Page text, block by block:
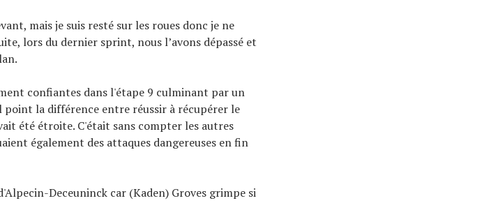
mais je suis resté sur les roues donc je ne
lors du dernier sprint, nous l’avons dépassé et
confiantes dans l'étape 9 culminant par un
la différence entre réussir à récupérer le
été étroite. C'était sans compter les autres
également des attaques dangereuses en fin
Deceuninck car (Kaden) Groves grimpe si